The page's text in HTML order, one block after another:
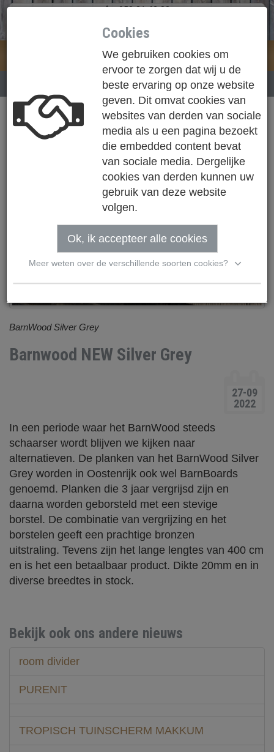
050 31 42 83
info@houthandel-loose.be
BARNWOOD NEW SILVER GREY
BarnWood Silver Grey
Barnwood NEW Silver Grey
27-09
2022
In een periode waar het BarnWood steeds
schaarser wordt blijven we kijken naar
alternatieven. De planken van het BarnWood Silver
Grey worden in Oostenrijk ook wel BarnBoards
genoemd. Planken die 3 jaar vergrijsd zijn en
daarna worden geborsteld met een stevige
borstel. De combinatie van vergrijzing en het
borstelen geeft een prachtige bronzen
uitstraling. Tevens zijn het lange lengtes van 400 cm
en is het een betaalbaar product. Dikte 20mm en in
diverse breedtes in stock.
Bekijk ook ons andere nieuws
room divider
PURENIT
TROPISCH TUINSCHERM MAKKUM
Cookies
We gebruiken cookies om
ervoor te zorgen dat wij u de
beste ervaring op onze website
geven. Dit omvat cookies van
websites van derden van sociale
media als u een pagina bezoekt
die embedded content bevat
van sociale media. Dergelijke
cookies van derden kunnen uw
gebruik van deze website
volgen.
Ok, ik accepteer alle cookies
Meer weten over de verschillende soorten cookies?